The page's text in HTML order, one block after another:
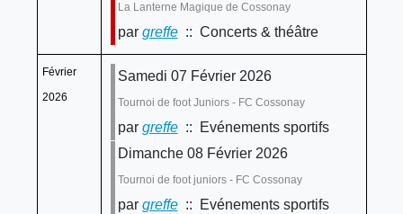
La Lanterne Magique de Cossonay
par greffe:: Concerts & théâtre
Février
2026
Samedi 07 Février 2026
Tournoi de foot Juniors - FC Cossonay
par greffe:: Evénements sportifs
Dimanche 08 Février 2026
Tournoi de foot juniors - FC Cossonay
par greffe:: Evénements sportifs